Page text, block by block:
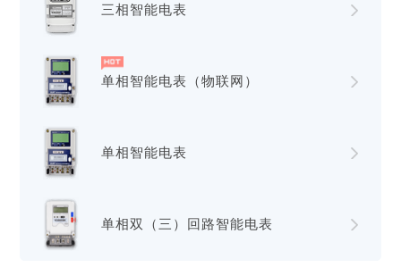
三相智能电表
单相智能电表（物联网）
单相智能电表
单相双（三）回路智能电表